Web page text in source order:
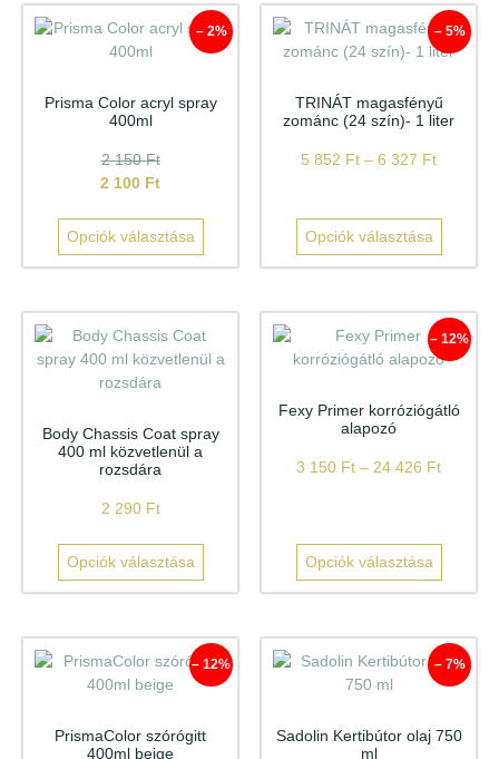
– 2%
Prisma Color acryl spray
400ml
2 150Ft
2 100 Ft
Opciók választása
– 5%
TRINÁT magasfényű
zománc (24 szín)- 1 liter
5 852 Ft – 6 327 Ft
Opciók választása
Body Chassis Coat spray
400 ml közvetlenül a
rozsdára
2 290 Ft
Opciók választása
– 12%
Fexy Primer korróziógátló
alapozó
3 150 Ft – 24 426 Ft
Opciók választása
– 12%
PrismaColor szórógitt
400ml beige
– 7%
Sadolin Kertibútor olaj 750
ml